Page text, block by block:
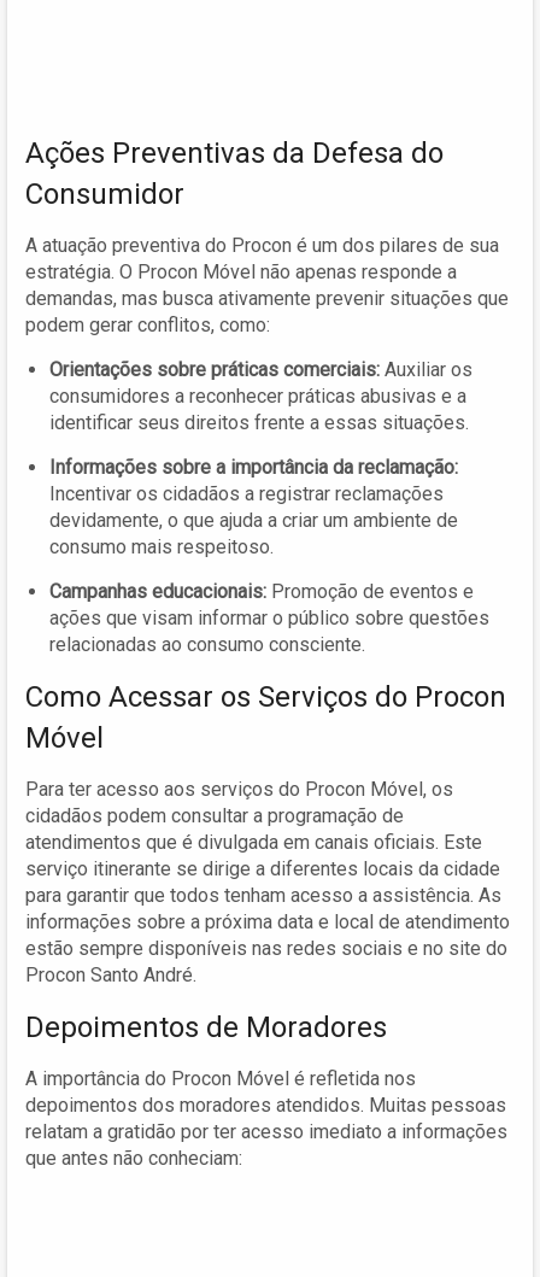
Ações Preventivas da Defesa do
Consumidor
A atuação preventiva do Procon é um dos pilares de sua
estratégia. O Procon Móvel não apenas responde a
demandas, mas busca ativamente prevenir situações que
podem gerar conflitos, como:
Orientações sobre práticas comerciais: Auxiliar os
consumidores a reconhecer práticas abusivas e a
identificar seus direitos frente a essas situações.
Informações sobre a importância da reclamação:
Incentivar os cidadãos a registrar reclamações
devidamente, o que ajuda a criar um ambiente de
consumo mais respeitoso.
Campanhas educacionais: Promoção de eventos e
ações que visam informar o público sobre questões
relacionadas ao consumo consciente.
Como Acessar os Serviços do Procon
Móvel
Para ter acesso aos serviços do Procon Móvel, os
cidadãos podem consultar a programação de
atendimentos que é divulgada em canais oficiais. Este
serviço itinerante se dirige a diferentes locais da cidade
para garantir que todos tenham acesso a assistência. As
informações sobre a próxima data e local de atendimento
estão sempre disponíveis nas redes sociais e no site do
Procon Santo André.
Depoimentos de Moradores
A importância do Procon Móvel é refletida nos
depoimentos dos moradores atendidos. Muitas pessoas
relatam a gratidão por ter acesso imediato a informações
que antes não conheciam: